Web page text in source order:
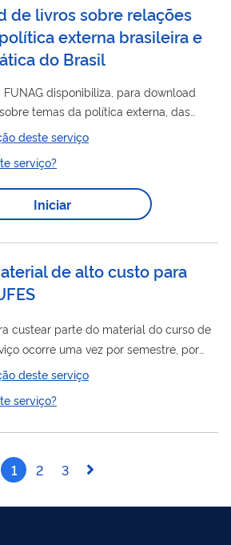
de livros sobre relações
externa brasileira e
do Brasil
disponibiliza, para download
temas da política externa, das
e da história diplomática do
noBrasil
inglês e espanhol, nos formatos PDF,
deste serviço
serviço?
Iniciar
de alto custo para
custear parte do material do curso de
ocorre uma vez por semestre, por
deste serviço
serviço?
1 2 3